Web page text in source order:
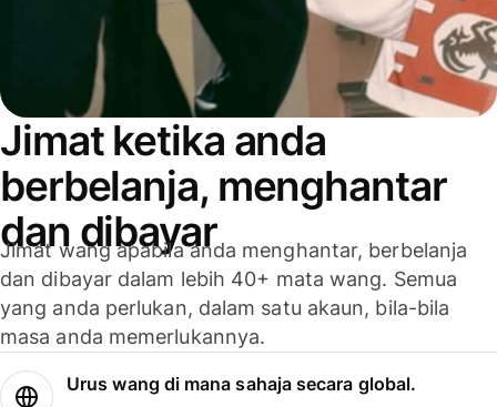
Jimat ketika anda
berbelanja, menghantar
dan dibayar
Jimat wang apabila anda menghantar, berbelanja
dan dibayar dalam lebih 40+ mata wang. Semua
yang anda perlukan, dalam satu akaun, bila-bila
masa anda memerlukannya.
Urus wang di mana sahaja secara global.